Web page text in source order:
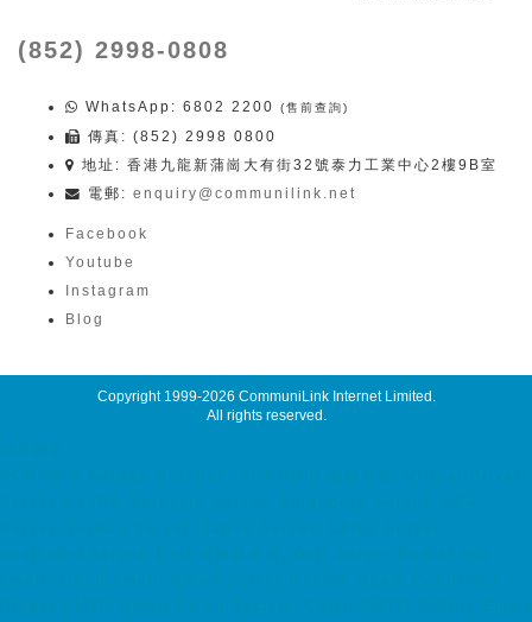
(852) 2998-0808
WhatsApp : 6802 2200 (售前查詢)
傳真: (852) 2998 0800
地址: 香港九龍新蒲崗大有街32號泰力工業中心2樓9B室
電郵: enquiry@communilink.net
Facebook
Youtube
Instagram
Blog
Copyright 1999-2026 CommuniLink Internet Limited .
All rights reserved.